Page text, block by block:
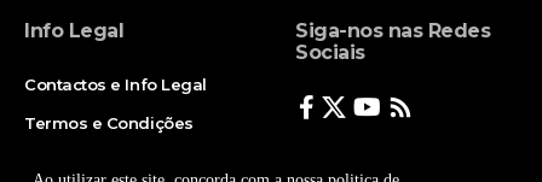
Info Legal
Contactos e Info Legal
Termos e Condições
Siga-nos nas Redes
Sociais